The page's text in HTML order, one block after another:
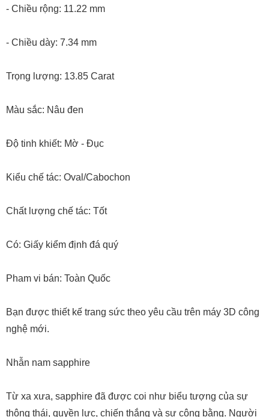
- Chiều rộng: 11.22 mm
- Chiều dày: 7.34 mm
Trọng lượng: 13.85 Carat
Màu sắc: Nâu đen
Độ tinh khiết: Mờ - Đục
Kiểu chế tác: Oval/Cabochon
Chất lượng chế tác: Tốt
Có: Giấy kiểm định đá quý
Pham vi bán: Toàn Quốc
Bạn được thiết kế trang sức theo yêu cầu trên máy 3D công
nghệ mới.
Nhẫn nam sapphire
Từ xa xưa, sapphire đã được coi như biểu tượng của sự
thông thái, quyền lực, chiến thắng và sự công bằng. Người